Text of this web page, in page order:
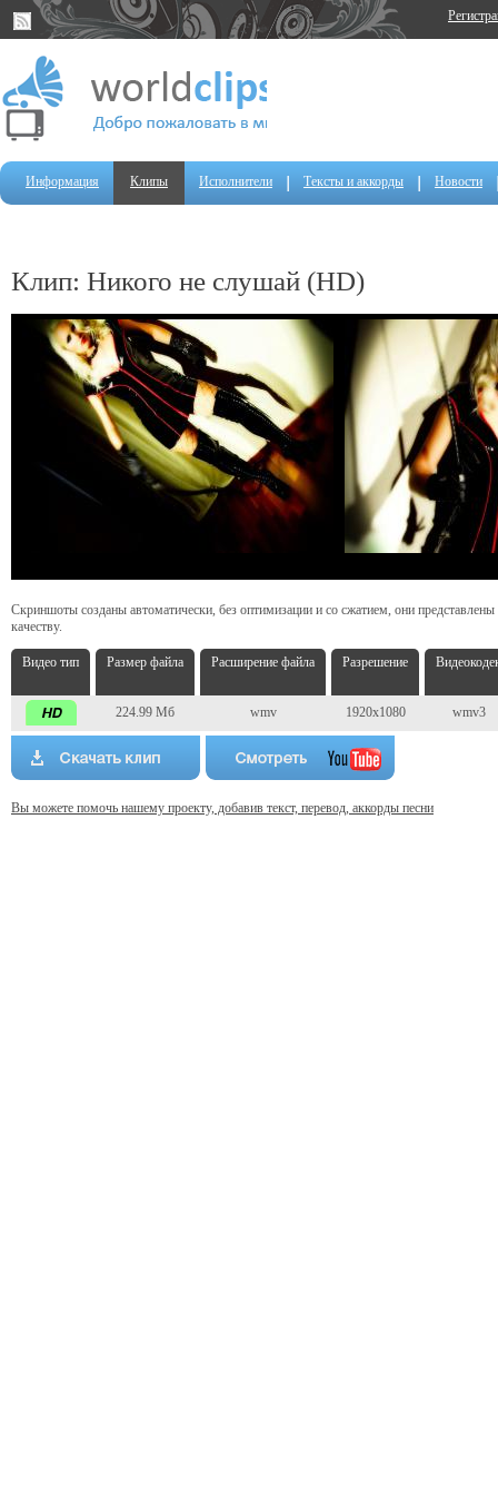
Информация Клипы Исполнители Тексты и аккорды Новости
Клип: Никого не слушай (HD)
Скриншоты созданы автоматически, без оптимизации и со сжатием, они
качеству.
Видео тип Размер файла Расширение файла Разрешение
224.99 Мб wmv 1920x1080 wmv3
Вы можете помочь нашему проекту, добавив текст, перевод, аккорды песни